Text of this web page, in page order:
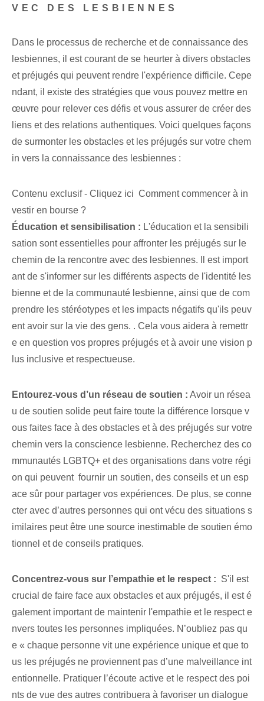
VEC DES LESBIENNES
Dans le processus de recherche et de connaissance des
lesbiennes, il est courant de se heurter à divers obstacles
et préjugés qui peuvent rendre l'expérience difficile. Cepe
ndant, il existe des stratégies que vous pouvez mettre en
œuvre pour relever ces défis et vous assurer de créer des
liens et des relations authentiques. Voici quelques façons
de surmonter les obstacles et les préjugés sur votre chem
in vers la connaissance des lesbiennes :
Contenu exclusif - Cliquez ici Comment commencer à in
vestir en bourse ?
Éducation et sensibilisation : L'éducation et la sensibili
sation sont essentielles pour affronter les préjugés sur le
chemin de la rencontre avec des lesbiennes. Il est import
ant de s'informer sur les différents aspects de l'identité les
bienne et de la communauté lesbienne, ainsi que de com
prendre les stéréotypes et les impacts négatifs‌ qu'ils peuv
ent avoir sur la vie des gens. . Cela vous aidera à remettr
e en question vos propres préjugés et à avoir une vision p
lus inclusive et respectueuse.
Entourez-vous d’un réseau de soutien : Avoir un résea
u de soutien solide peut faire toute la différence lorsque v
ous faites face à des obstacles et à des préjugés sur votre
chemin vers la conscience lesbienne. Recherchez des co
mmunautés LGBTQ+ et des ‌organisations dans votre régi
on qui peuvent ⁤ fournir un soutien, des conseils et un esp
ace sûr pour partager⁤ vos⁤ expériences. De plus, se conne
cter avec d’autres personnes qui ont vécu des situations s
imilaires peut être une source inestimable de soutien émo
tionnel et de conseils pratiques.
Concentrez-vous sur l’empathie et le respect : ⁢ S'il est
crucial de faire face aux obstacles et aux préjugés, il est é
galement important de maintenir l'empathie et le respect e
nvers toutes les personnes impliquées. N’oubliez pas qu
e « chaque personne vit⁣ une expérience unique et que to
us les préjugés ne proviennent pas‌ d’une malveillance int
entionnelle. Pratiquer l’écoute active et le respect des poi
nts de vue des autres contribuera à favoriser un dialogue